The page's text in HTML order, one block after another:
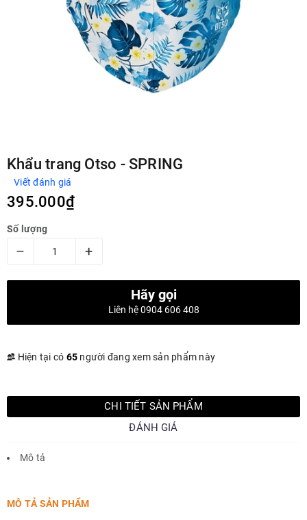
Khẩu trang Otso - SPRING
Viết đánh giá
395.000₫
Số lượng
– +
Hãy gọi
Liên hệ 0904 606 408
Hiện tại có 65 người đang xem sản phẩm này
CHI TIẾT SẢN PHẨM
ĐÁNH GIÁ
Mô tả
MÔ TẢ SẢN PHẨM